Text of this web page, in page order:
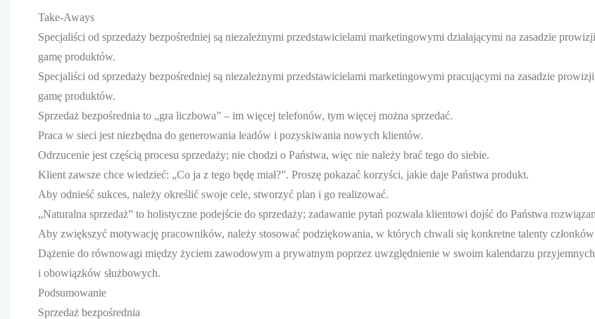
Take-Aways
Specjaliści od sprzedaży bezpośredniej są niezależnymi przedstawicielami marketingowymi działającymi na zasadzie
gamę produktów.
Specjaliści od sprzedaży bezpośredniej są niezależnymi przedstawicielami marketingowymi pracującymi na zasadzie
gamę produktów.
Sprzedaż bezpośrednia to „gra liczbowa” – im więcej telefonów, tym więcej można sprzedać.
Praca w sieci jest niezbędna do generowania leadów i pozyskiwania nowych klientów.
Odrzucenie jest częścią procesu sprzedaży; nie chodzi o Państwa, więc nie należy brać tego do siebie.
Klient zawsze chce wiedzieć: „Co ja z tego będę miał?”. Proszę pokazać korzyści, jakie daje Państwa produkt.
Aby odnieść sukces, należy określić swoje cele, stworzyć plan i go realizować.
„Naturalna sprzedaż” to holistyczne podejście do sprzedaży; zadawanie pytań pozwala klientowi dojść do Państwa
Aby zwiększyć motywację pracowników, należy stosować podziękowania, w których chwali się konkretne talenty członków
Dążenie do równowagi między życiem zawodowym a prywatnym poprzez uwzględnienie w swoim kalendarzu
i obowiązków służbowych.
Podsumowanie
Sprzedaż bezpośrednia